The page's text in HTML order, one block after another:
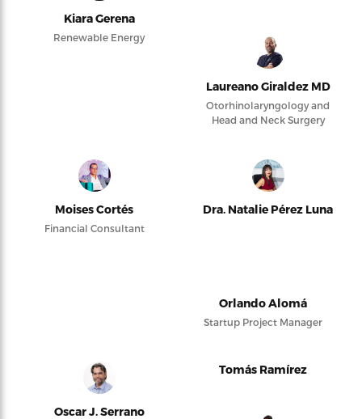
Kiara Gerena
Renewable Energy
Laureano Giraldez MD
Otorhinolaryngology and
Head and Neck Surgery
Moises Cortés
Financial Consultant
Dra. Natalie Pérez Luna
Orlando Alomá
Startup Project Manager
Oscar J. Serrano
Tomás Ramírez